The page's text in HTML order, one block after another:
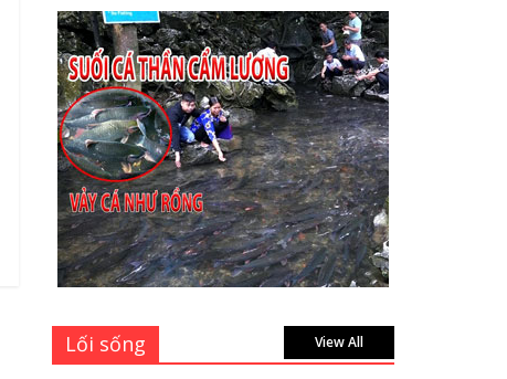
Danh sách 8 đại lý bán
tập vở học sinh giá sỉ
tại Tphcm uy tín được
đánh giá High
July 16, 2026
Cập nhật mới nhất: Vở
học sinh 96 trang giá
bao nhiêu tại 3 đại lý
lớn có tiếng ở Tphcm
hiện nay?
July 9, 2026
nhôm kính cửa lùa Siêu
Rẻ mới nhất 2026 –
Lối sống View All